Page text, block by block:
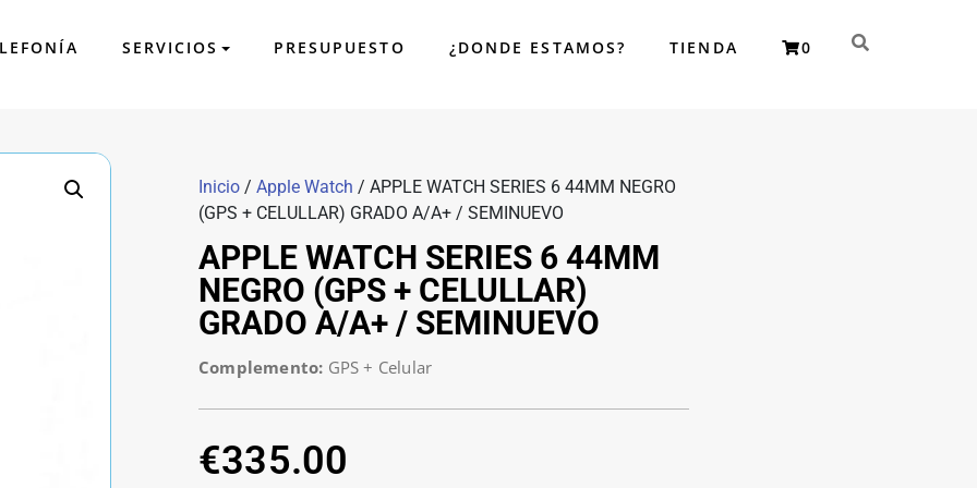
SERVICIOS PRESUPUESTO ¿DONDE ESTAMOS? TIENDA 0
Inicio / Apple Watch / APPLE WATCH SERIES 6 44MM NEGRO
(GPS + CELULLAR) GRADO A/A+ / SEMINUEVO
APPLE WATCH SERIES 6 44MM
NEGRO (GPS + CELULLAR)
GRADO A/A+ / SEMINUEVO
Complemento: GPS + Celular
€335.00